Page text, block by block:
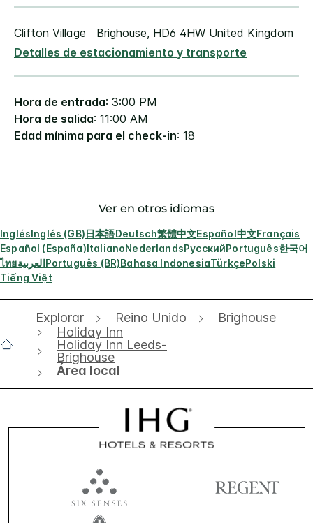
Clifton Village Brighouse, HD6 4HW United Kingdom
Detalles de estacionamiento y transporte
Hora de entrada: 3:00 PM
Hora de salida: 11:00 AM
Edad mínima para el check-in: 18
Ver en otros idiomas
InglésInglés (GB)日本語Deutsch繁體中文Español中文Français
Español (España)ItalianoNederlandsРусскийPortuguês한국어
ไทยالعربيةPortuguês (BR)Bahasa IndonesiaTürkçePolski
Tiếng Việt
Explorar Reino Unido
Brighouse
Holiday Inn
Holiday Inn Leeds-
Brighouse
Área local